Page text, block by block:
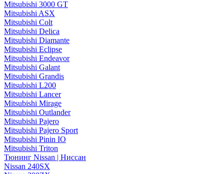
Mitsubishi 3000 GT
Mitsubishi ASX
Mitsubishi Colt
Mitsubishi Delica
Mitsubishi Diamante
Mitsubishi Eclipse
Mitsubishi Endeavor
Mitsubishi Galant
Mitsubishi Grandis
Mitsubishi L200
Mitsubishi Lancer
Mitsubishi Mirage
Mitsubishi Outlander
Mitsubishi Pajero
Mitsubishi Pajero Sport
Mitsubishi Pinin IO
Mitsubishi Triton
Тюнинг Nissan | Ниссан
Nissan 240SX